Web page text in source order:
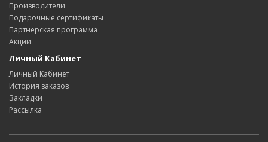
Производители
Подарочные сертификаты
Партнерская программа
Акции
Личный Кабинет
Личный Кабинет
История заказов
Закладки
Рассылка